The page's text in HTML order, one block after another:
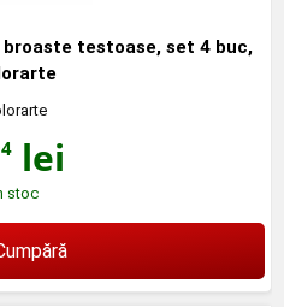
testoase, set 4 buc,
lei
stoc